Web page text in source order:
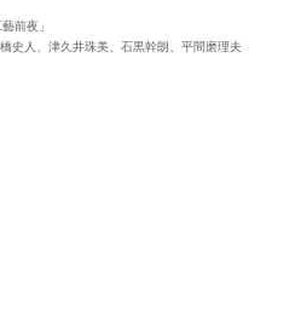
前夜」
人、津久井珠美、石黒幹朗、平間磨理夫